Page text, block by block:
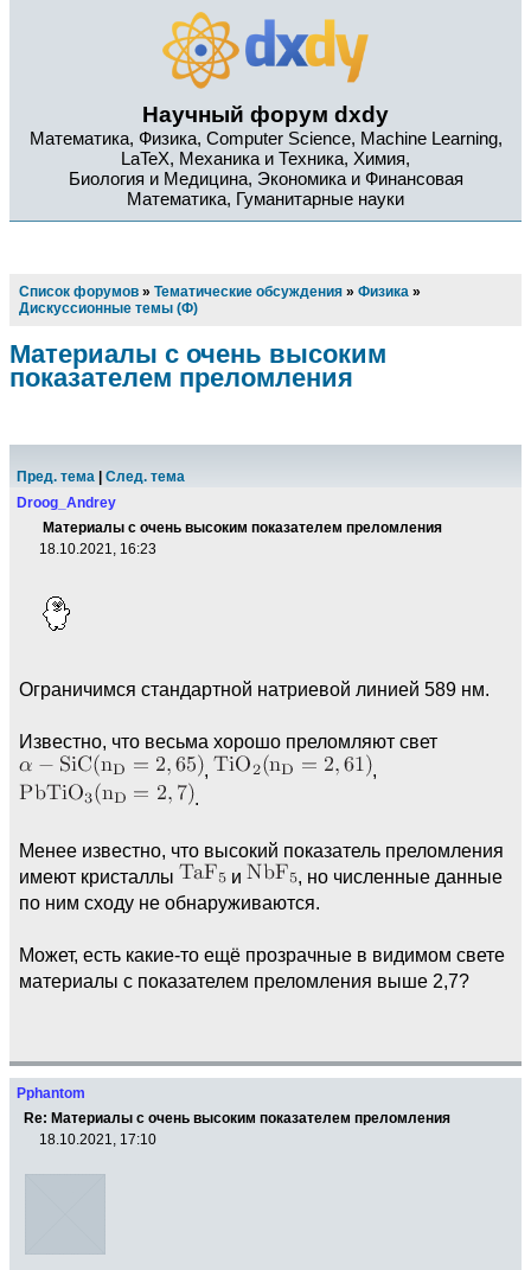
Научный форум dxdy
Математика, Физика, Computer Science, Machine Learning,
LaTeX, Механика и Техника, Химия,
Биология и Медицина, Экономика и Финансовая
Математика, Гуманитарные науки
Список форумов » Тематические обсуждения » Физика »
Дискуссионные темы (Ф)
Материалы с очень высоким
показателем преломления
Пред. тема
След. тема
Droog_Andrey
Материалы с очень высоким показателем преломления
18.10.2021, 16:23
Ограничимся стандартной натриевой линией 589 нм.
Известно, что весьма хорошо преломляют свет
,
,
.
Менее известно, что высокий показатель преломления
имеют кристаллы
и
, но численные данные
по ним сходу не обнаруживаются.
Может, есть какие-то ещё прозрачные в видимом свете
материалы с показателем преломления выше 2,7?
Pphantom
Re: Материалы с очень высоким показателем преломления
18.10.2021, 17:10